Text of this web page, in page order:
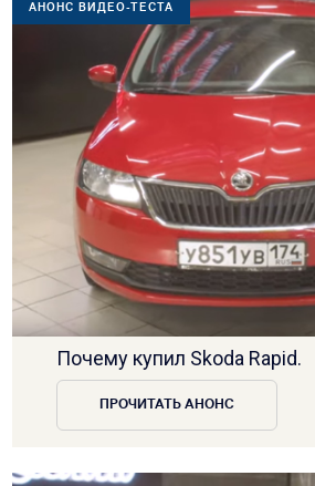
АНОНС ВИДЕО-ТЕСТА
Почему купил Skoda Rapid.
ПРОЧИТАТЬ АНОНС